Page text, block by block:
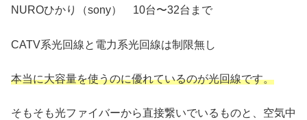
NUROひかり（sony） 10台〜32台まで
CATV系光回線と電力系光回線は制限無し
本当に大容量を使うのに優れているのが光回線です。
そもそも光ファイバーから直接繋いでいるものと、空気中